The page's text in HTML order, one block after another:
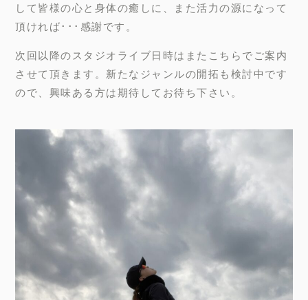
して皆様の心と身体の癒しに、また活力の源になって
頂ければ･･･感謝です。
次回以降のスタジオライブ日時はまたこちらでご案内
させて頂きます。新たなジャンルの開拓も検討中です
ので、興味ある方は期待してお待ち下さい。